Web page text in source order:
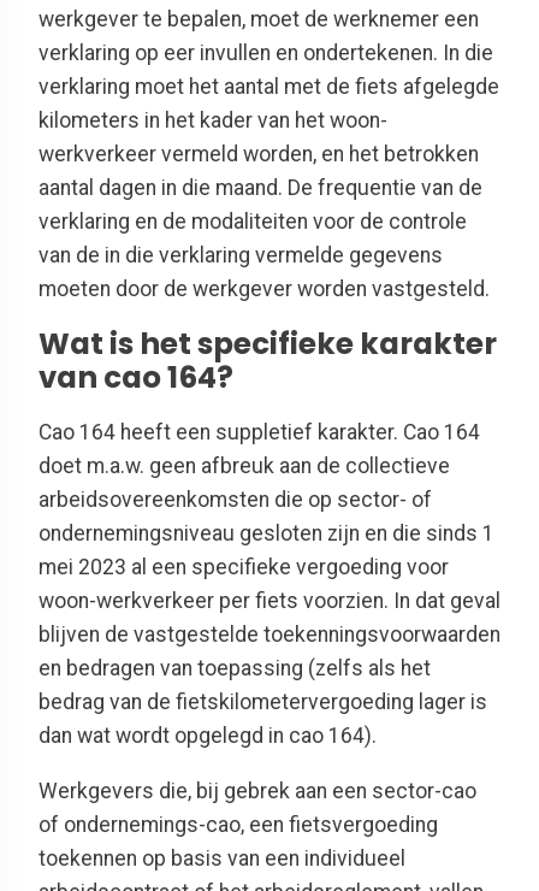
werkgever te bepalen, moet de werknemer een
verklaring op eer invullen en ondertekenen. In die
verklaring moet het aantal met de fiets afgelegde
kilometers in het kader van het woon-
werkverkeer vermeld worden, en het betrokken
aantal dagen in die maand. De frequentie van de
verklaring en de modaliteiten voor de controle
van de in die verklaring vermelde gegevens
moeten door de werkgever worden vastgesteld.
Wat is het specifieke karakter
van cao 164?
Cao 164 heeft een suppletief karakter. Cao 164
doet m.a.w. geen afbreuk aan de collectieve
arbeidsovereenkomsten die op sector- of
ondernemingsniveau gesloten zijn en die sinds 1
mei 2023 al een specifieke vergoeding voor
woon-werkverkeer per fiets voorzien. In dat geval
blijven de vastgestelde toekenningsvoorwaarden
en bedragen van toepassing (zelfs als het
bedrag van de fietskilometervergoeding lager is
dan wat wordt opgelegd in cao 164).
Werkgevers die, bij gebrek aan een sector-cao
of ondernemings-cao, een fietsvergoeding
toekennen op basis van een individueel